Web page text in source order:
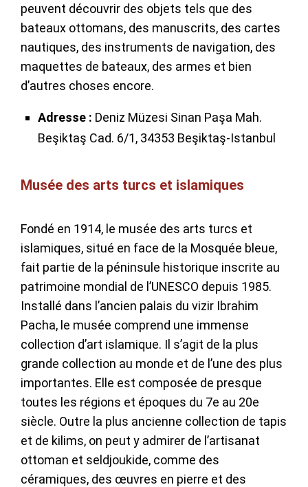
peuvent découvrir des objets tels que des
bateaux ottomans, des manuscrits, des cartes
nautiques, des instruments de navigation, des
maquettes de bateaux, des armes et bien
d’autres choses encore.
Adresse : Deniz Müzesi Sinan Paşa Mah.
Beşiktaş Cad. 6/1, 34353 Beşiktaş-Istanbul
Musée des arts turcs et islamiques
Fondé en 1914, le musée des arts turcs et
islamiques, situé en face de la Mosquée bleue,
fait partie de la péninsule historique inscrite au
patrimoine mondial de l’UNESCO depuis 1985.
Installé dans l’ancien palais du vizir Ibrahim
Pacha, le musée comprend une immense
collection d’art islamique. Il s’agit de la plus
grande collection au monde et de l’une des plus
importantes. Elle est composée de presque
toutes les régions et époques du 7e au 20e
siècle. Outre la plus ancienne collection de tapis
et de kilims, on peut y admirer de l’artisanat
ottoman et seldjoukide, comme des
céramiques, des œuvres en pierre et des